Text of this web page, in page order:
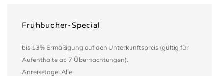
Frühbucher-Special
bis 13% Ermäßigung auf den Unterkunftspreis (gültig für
Aufenthalte ab 7 Übernachtungen).
Anreisetage: Alle